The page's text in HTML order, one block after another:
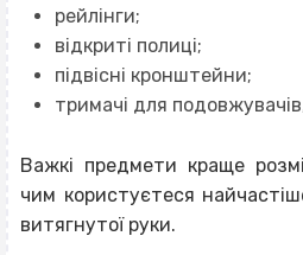
рейлінги;
відкриті полиці;
підвісні кронштейни;
тримачі для
Важкі предмети краще
чим користуєтеся
витягнутої руки.